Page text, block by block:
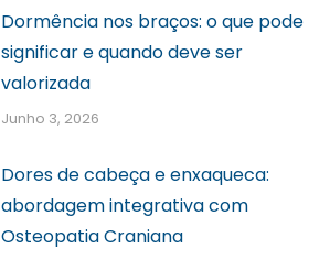
Dormência nos braços: o que pode
significar e quando deve ser
valorizada
Junho 3, 2026
Dores de cabeça e enxaqueca:
abordagem integrativa com
Osteopatia Craniana